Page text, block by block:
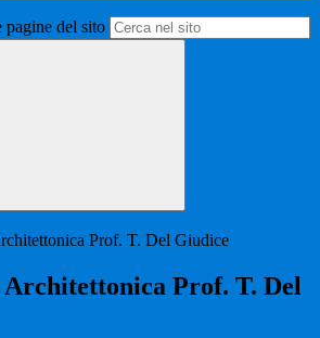
pagine del sito
Prof. T. Del Giudice
Architettonica Prof. T. Del